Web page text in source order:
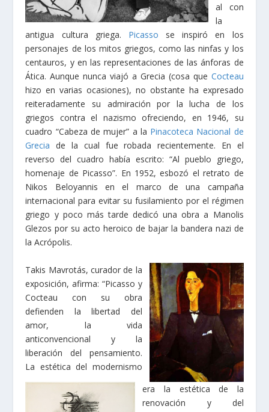
al con
la
antigua cultura griega. Picasso se inspiró en los
personajes de los mitos griegos, como las ninfas y los
centauros, y en las representaciones de las ánforas de
Ática. Aunque nunca viajó a Grecia (cosa que Cocteau
hizo en varias ocasiones), no obstante ha expresado
reiteradamente su admiración por la lucha de los
griegos contra el nazismo ofreciendo, en 1946, su
cuadro “Cabeza de mujer” a la Pinacoteca Nacional de
Grecia de la cual fue robada recientemente. En el
reverso del cuadro había escrito: “Al pueblo griego,
homenaje de Picasso”. En 1952, esbozó el retrato de
Nikos Beloyannis en el marco de una campaña
internacional para evitar su fusilamiento por el régimen
griego y poco más tarde dedicó una obra a Manolis
Glezos por su acto heroico de bajar la bandera nazi de
la Acrópolis.
Takis Mavrotás, curador de la
exposición, afirma: “Picasso y
Cocteau con su obra
defienden la libertad del
amor, la vida
anticonvencional y la
liberación del pensamiento.
La estética del modernismo
era la estética de la
renovación y del